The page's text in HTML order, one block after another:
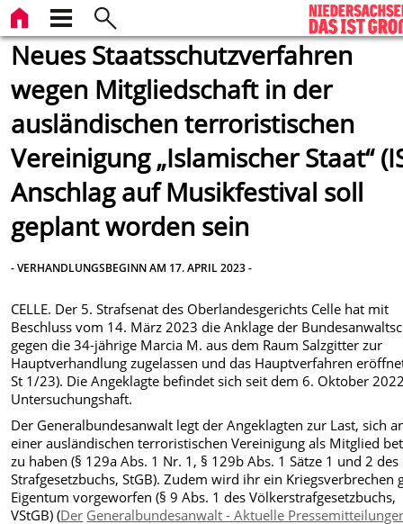
Neues Staatsschutzverfahren
wegen Mitgliedschaft in der
ausländischen terroristischen
Vereinigung „Islamischer Staat“
Anschlag auf Musikfestival soll
geplant worden sein
- VERHANDLUNGSBEGINN AM 17. APRIL 2023 -
CELLE. Der 5. Strafsenat des Oberlandesgerichts Celle hat mit
Beschluss vom 14. März 2023 die Anklage der
gegen die 34-jährige Marcia M. aus dem Raum Salzgitter zur
Hauptverhandlung zugelassen und das Hauptverfahren
St 1/23). Die Angeklagte befindet sich seit dem 6. Oktober
Untersuchungshaft.
Der Generalbundesanwalt legt der Angeklagten zur Last, sich
einer ausländischen terroristischen Vereinigung als Mitglied
zu haben (§ 129a Abs. 1 Nr. 1, § 129b Abs. 1 Sätze 1 und 2 des
Strafgesetzbuchs, StGB). Zudem wird ihr ein Kriegsverbrechen
Eigentum vorgeworfen (§ 9 Abs. 1 des Völkerstrafgesetzbuchs,
VStGB) (Der Generalbundesanwalt - Aktuelle